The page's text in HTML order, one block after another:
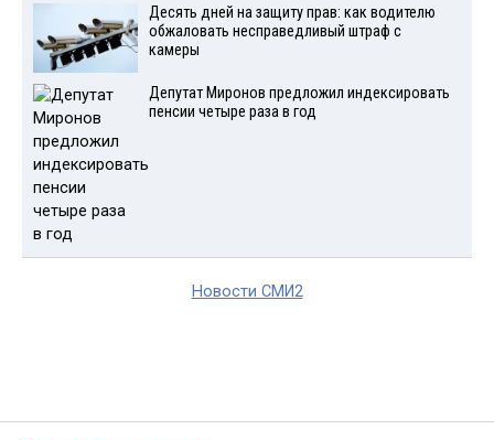
Десять дней на защиту прав: как водителю
обжаловать несправедливый штраф с
камеры
Депутат Миронов предложил индексировать
пенсии четыре раза в год
Новости СМИ2